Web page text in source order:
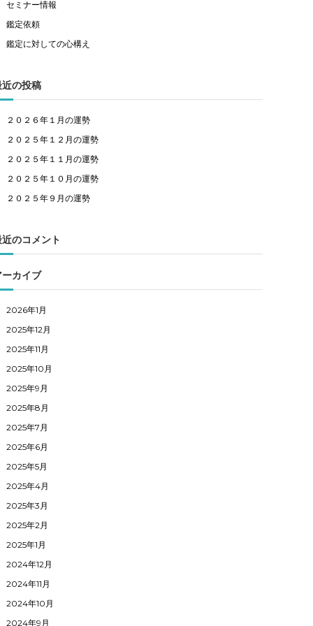
セミナー情報
鑑定依頼
鑑定に対しての心構え
近の投稿
２０２６年１月の運勢
２０２５年１２月の運勢
２０２５年１１月の運勢
２０２５年１０月の運勢
２０２５年９月の運勢
近のコメント
ーカイブ
2026年1月
2025年12月
2025年11月
2025年10月
2025年9月
2025年8月
2025年7月
2025年6月
2025年5月
2025年4月
2025年3月
2025年2月
2025年1月
2024年12月
2024年11月
2024年10月
2024年9月